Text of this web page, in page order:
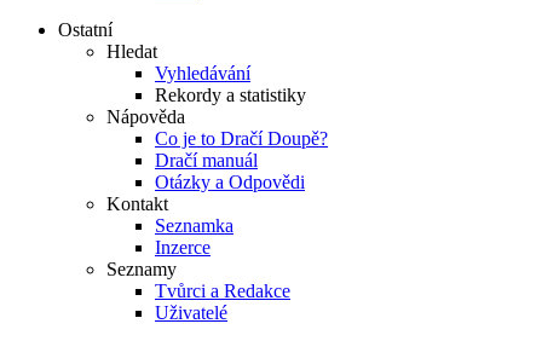
Ostatní
Hledat
Vyhledávání
Rekordy a statistiky
Nápověda
Co je to Dračí Doupě?
Dračí manuál
Otázky a Odpovědi
Kontakt
Seznamka
Inzerce
Seznamy
Tvůrci a Redakce
Uživatelé